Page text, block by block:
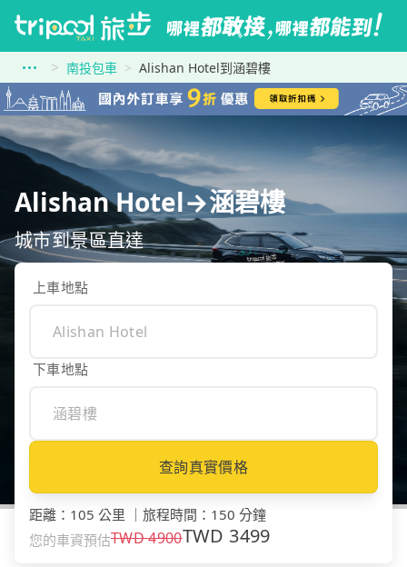
南投包車 Alishan Hotel到涵碧樓
Alishan Hotel→涵碧樓
城市到景區直達
上車地點
下車地點
查詢真實價格
距離 ： 105 公里 旅程時間 ： 150 分鐘
您的車資預估TWD4900TWD 3499